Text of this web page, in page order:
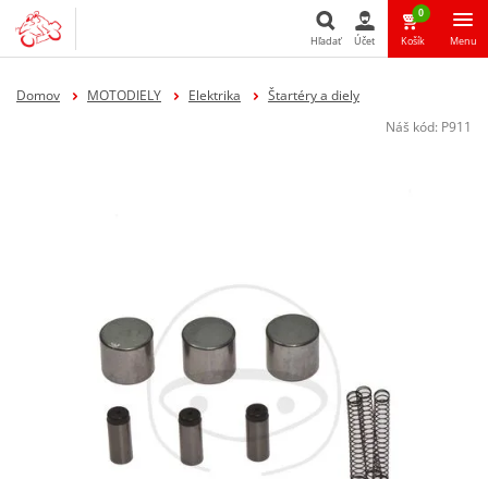
Hľadať Účet
0
Košík Menu
Domov MOTODIELY Elektrika
Štartéry a diely
Náš kód: P911